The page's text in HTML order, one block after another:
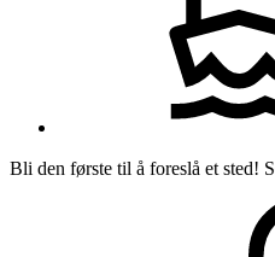
Bli den første til å foreslå et sted!